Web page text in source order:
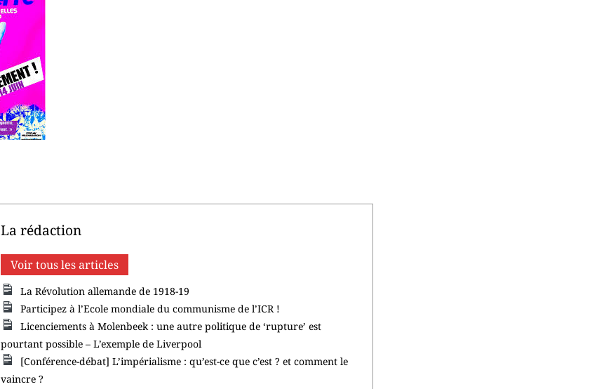
La rédaction
Voir tous les articles
La Révolution allemande de 1918-19
Participez à l’Ecole mondiale du communisme de l’ICR !
Licenciements à Molenbeek : une autre politique de ‘rupture’ est
pourtant possible – L’exemple de Liverpool
[Conférence-débat] L’impérialisme : qu’est-ce que c’est ? et comment le
vaincre ?